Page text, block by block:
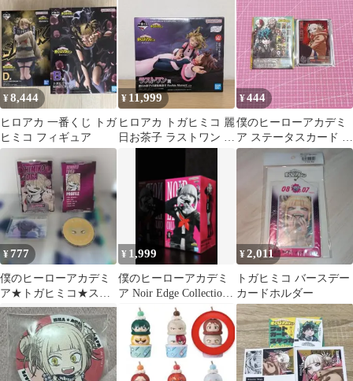
ア トガヒミコ
USトガヒミコ ミルコ
¥8,444
ヒロアカ 一番くじ トガ
ヒミコ フィギュア
¥ 11,999
ヒロアカ トガヒミコ 麗
日お茶子 ラストワン フ
¥444
僕のヒーローアカデミ
ア ステータスカード ト
ガヒミコ
¥777
僕のヒーローアカデミ
ア★トガヒミコ★ステ
ータスカード&アクリ
ルブロックマグネット
¥ 1,999
僕のヒーローアカデミ
ア Noir Edge Collection
トガヒミコ
¥2,011
トガヒミコ バースデー
カードホルダー